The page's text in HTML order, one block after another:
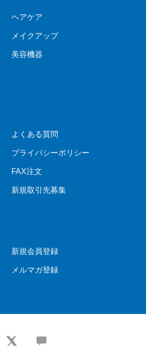
ヘアケア
メイクアップ
美容機器
よくある質問
プライバシーポリシー
FAX注文
新規取引先募集
新規会員登録
メルマガ登録